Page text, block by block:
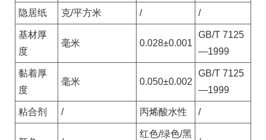
隐居纸 克/平方米 / /
基材厚
度
毫米 0.028±0.001
GB/T 7125
—1999
黏着厚
度
毫米 0.050±0.002
GB/T 7125
—1999
粘合剂 / 丙烯酸水性 /
红色/绿色/黑